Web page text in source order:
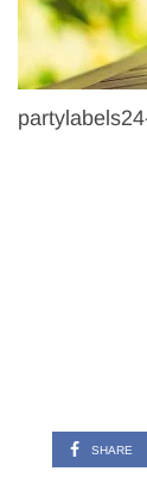
SHARE